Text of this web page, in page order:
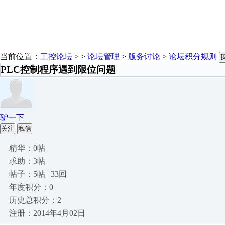
当前位置： 工控论坛 > > 论坛管理 > 版务讨论 > 论坛积分规则
PLC控制程序遇到限位问题
驴一下
关注 私信
精华：0帖
求助：3帖
帖子：5帖 | 33回
年度积分：0
历史总积分：2
注册：2014年4月02日